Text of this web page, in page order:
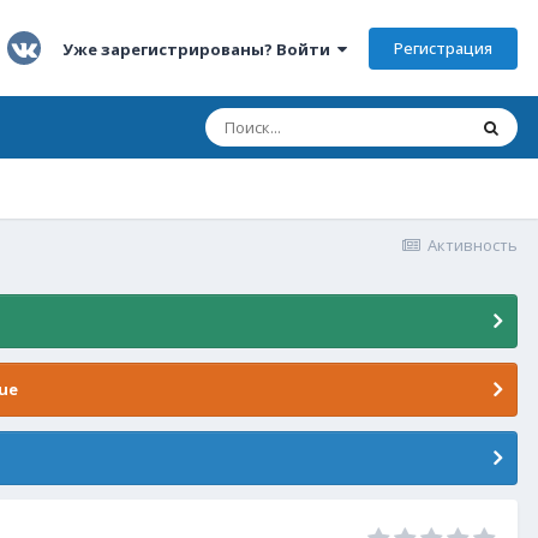
Уже зарегистрированы? Войти Регистрация
Активность